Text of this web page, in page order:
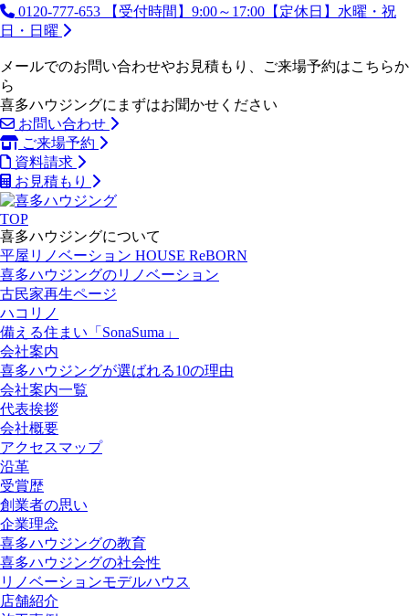
0120-777-653
【受付時間】9:00～17:00【定休日】水曜・祝
日・日曜
メールでのお問い合わせやお見積もり、ご来場予約はこちらか
ら
喜多ハウジングにまずはお聞かせください
お問い合わせ
ご来場予約
資料請求
お見積もり
TOP
喜多ハウジングについて
平屋リノベーション HOUSE ReBORN
喜多ハウジングのリノベーション
古民家再生ページ
ハコリノ
備える住まい「SonaSuma」
会社案内
喜多ハウジングが選ばれる10の理由
会社案内一覧
代表挨拶
会社概要
アクセスマップ
沿革
受賞歴
創業者の思い
企業理念
喜多ハウジングの教育
喜多ハウジングの社会性
リノベーションモデルハウス
店舗紹介